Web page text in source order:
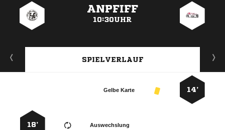
ANPFIFF
10:30UHR
SPIELVERLAUF
14’
Gelbe Karte
Auswechslung
18’